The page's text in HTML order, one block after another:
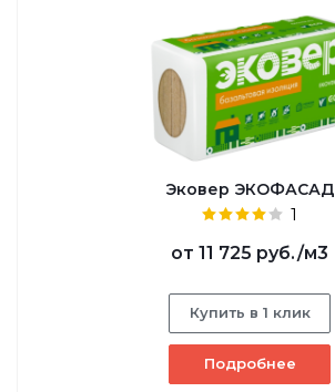
Эковер ЭКОФАСАД
1
от 11 725 руб./м3
Купить в 1 клик
Подробнее